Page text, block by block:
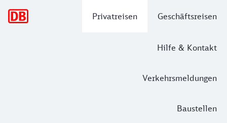
Privatreisen Geschäftsreisen
Hilfe & Kontakt
Verkehrsmeldungen
Baustellen